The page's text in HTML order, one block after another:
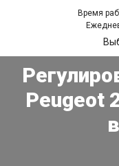
Время
Peugeot